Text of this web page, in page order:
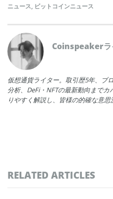
ニュース, ビットコインニュース
Coinspeakerラ
仮想通貨ライター。取引歴5年、ブ
分析、DeFi・NFTの最新動向まで
りやすく解説し、皆様の的確な意思
RELATED ARTICLES